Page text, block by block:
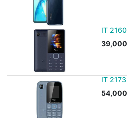
IT 2160
39,000
IT 2173
54,000